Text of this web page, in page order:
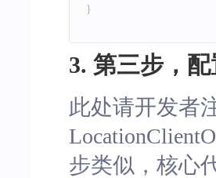
}
3. 第三步，
此处请开发者
步类似，核心